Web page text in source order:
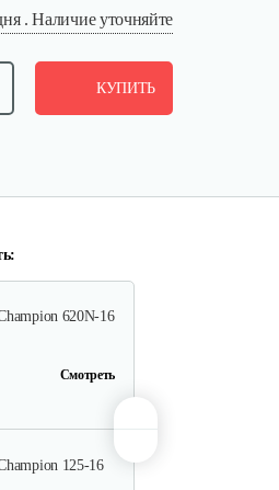
. Наличие уточняйте
КУПИТЬ
324N-18
620N-16
Смотреть
125-16